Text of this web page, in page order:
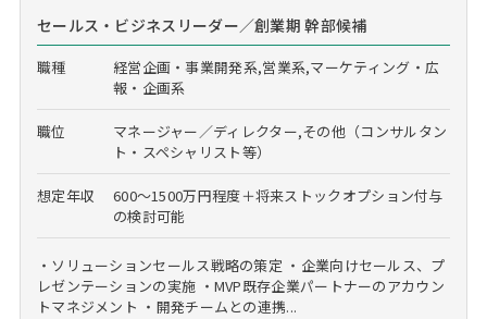
セールス・ビジネスリーダー／創業期 幹部候補
職種
経営企画・事業開発系,営業系,マーケティング・広
報・企画系
職位
マネージャー／ディレクター,その他（コンサルタン
ト・スペシャリスト等）
想定年収
600～1500万円程度＋将来ストックオプション付与
の検討可能
・ソリューションセールス戦略の策定 ・企業向けセールス、プ
レゼンテーションの実施 ・MVP既存企業パートナーのアカウン
トマネジメント ・開発チームとの連携...